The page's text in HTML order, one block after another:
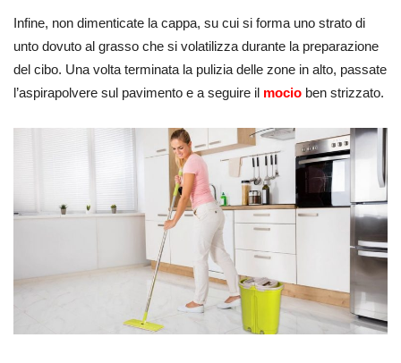
Infine, non dimenticate la cappa, su cui si forma uno strato di
unto dovuto al grasso che si volatilizza durante la preparazione
del cibo. Una volta terminata la pulizia delle zone in alto, passate
l’aspirapolvere sul pavimento e a seguire il mocio ben strizzato.